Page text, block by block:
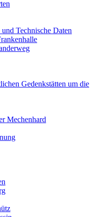
Technische Daten
Gedenkstätten um die
Mechenhard